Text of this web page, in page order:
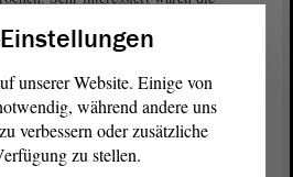
zum Wasserrückhalt in der Fläche und
Staatsministeriums für Umwelt
anwesend, um sachkundig
unserer Website. Einige von
während andere uns
verbessern oder zusätzliche
zu stellen.